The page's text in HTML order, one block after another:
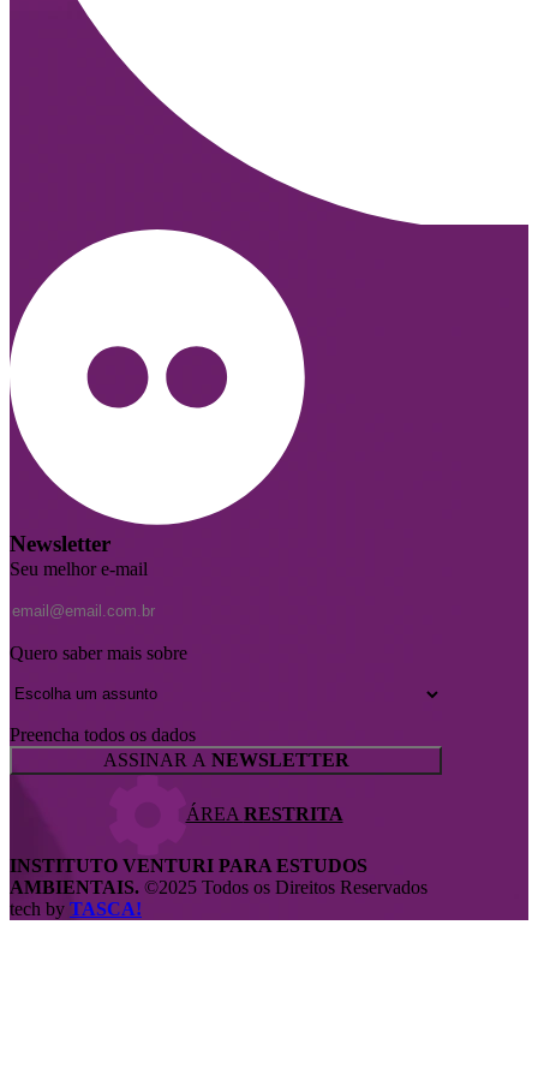
Newsletter
Seu melhor e-mail
Quero saber mais sobre
Preencha todos os dados
ASSINAR A NEWSLETTER
ÁREA RESTRITA
INSTITUTO VENTURI PARA ESTUDOS
AMBIENTAIS. ©2025 Todos os Direitos Reservados
tech by TASCA!